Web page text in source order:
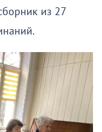
из 27